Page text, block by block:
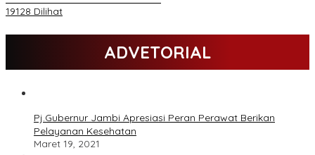
19128 Dilihat
ADVETORIAL
Pj.Gubernur Jambi Apresiasi Peran Perawat Berikan
Pelayanan Kesehatan
Maret 19, 2021